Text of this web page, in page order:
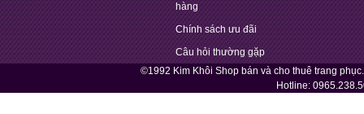
hàng
Chính sách ưu đãi
Câu hỏi thường gặp
©1992 Kim Khôi Shop bán và cho thuê trang
Hotline: